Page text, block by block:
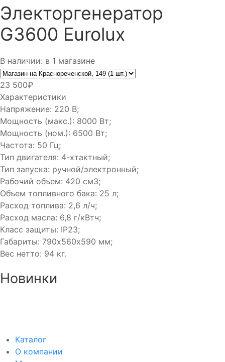
Электоргенератор
G3600 Eurolux
В наличии: в 1 магазине
23 500₽
Характеристики
Напряжение: 220 В;
Мощность (макс.): 8000 Вт;
Мощность (ном.): 6500 Вт;
Частота: 50 Гц;
Тип двигателя: 4-хтактный;
Тип запуска: ручной/электронный;
Рабочий объем: 420 см3;
Объем топливного бака: 25 л;
Расход топлива: 2,6 л/ч;
Расход масла: 6,8 г/кВтч;
Класс защиты: IP23;
Габариты: 790х560х590 мм;
Вес нетто: 94 кг.
Новинки
Каталог
О компании